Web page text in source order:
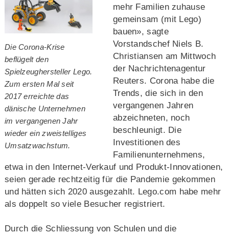
Die Corona-Krise
beflügelt den
Spielzeughersteller Lego.
Zum ersten Mal seit
2017 erreichte das
dänische Unternehmen
im vergangenen Jahr
wieder ein zweistelliges
Umsatzwachstum.
mehr Familien zuhause
gemeinsam (mit Lego)
bauen», sagte
Vorstandschef Niels B.
Christiansen am Mittwoch
der Nachrichtenagentur
Reuters. Corona habe die
Trends, die sich in den
vergangenen Jahren
abzeichneten, noch
beschleunigt. Die
Investitionen des
Familienunternehmens,
etwa in den Internet-Verkauf und Produkt-Innovationen,
seien gerade rechtzeitig für die Pandemie gekommen
und hätten sich 2020 ausgezahlt. Lego.com habe mehr
als doppelt so viele Besucher registriert.
Durch die Schliessung von Schulen und die